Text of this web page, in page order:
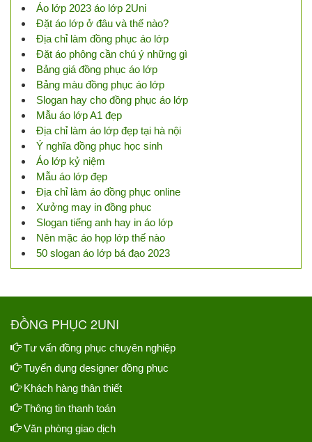
Áo lớp 2023 áo lớp 2Uni
Đặt áo lớp ở đâu và thế nào?
Địa chỉ làm đồng phục áo lớp
Đặt áo phông cần chú ý những gì
Bảng giá đồng phục áo lớp
Bảng màu đồng phục áo lớp
Slogan hay cho đồng phục áo lớp
Mẫu áo lớp A1 đẹp
Địa chỉ làm áo lớp đẹp tại hà nội
Ý nghĩa đồng phục học sinh
Áo lớp kỷ niệm
Mẫu áo lớp đẹp
Địa chỉ làm áo đồng phục online
Xưởng may in đồng phục
Slogan tiếng anh hay in áo lớp
Nên mặc áo họp lớp thế nào
50 slogan áo lớp bá đạo 2023
ĐỒNG PHỤC 2UNI
Tư vấn đồng phục chuyên nghiệp
Tuyển dụng designer đồng phục
Khách hàng thân thiết
Thông tin thanh toán
Văn phòng giao dịch